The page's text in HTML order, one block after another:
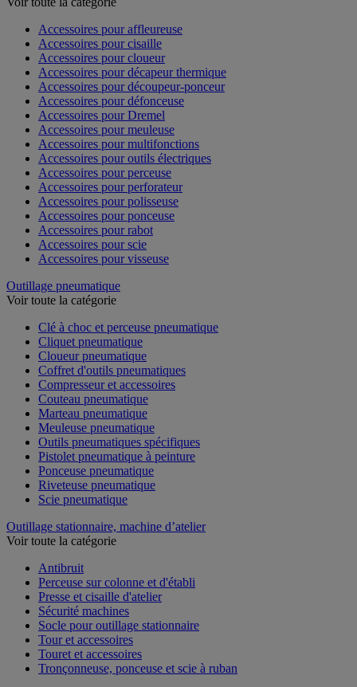
Accessoires pour affleureuse
Accessoires pour cisaille
Accessoires pour cloueur
Accessoires pour décapeur thermique
Accessoires pour découpeur-ponceur
Accessoires pour défonceuse
Accessoires pour Dremel
Accessoires pour meuleuse
Accessoires pour multifonctions
Accessoires pour outils électriques
Accessoires pour perceuse
Accessoires pour perforateur
Accessoires pour polisseuse
Accessoires pour ponceuse
Accessoires pour rabot
Accessoires pour scie
Accessoires pour visseuse
Outillage pneumatique
Voir toute la catégorie
Clé à choc et perceuse pneumatique
Cliquet pneumatique
Cloueur pneumatique
Coffret d'outils pneumatiques
Compresseur et accessoires
Couteau pneumatique
Marteau pneumatique
Meuleuse pneumatique
Outils pneumatiques spécifiques
Pistolet pneumatique à peinture
Ponceuse pneumatique
Riveteuse pneumatique
Scie pneumatique
Outillage stationnaire, machine d’atelier
Voir toute la catégorie
Antibruit
Perceuse sur colonne et d'établi
Presse et cisaille d'atelier
Sécurité machines
Socle pour outillage stationnaire
Tour et accessoires
Touret et accessoires
Tronçonneuse, ponceuse et scie à ruban